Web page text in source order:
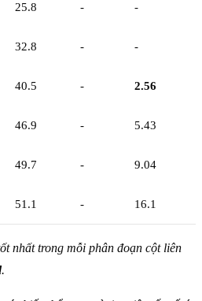
25.8 - -
32.8 - -
40.5 - 2.56
46.9 - 5.43
49.7 - 9.04
51.1 - 16.1
nhất trong mỗi phân đoạn cột liên
.